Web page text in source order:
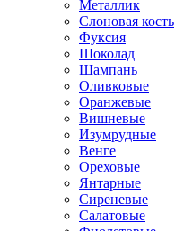
Металлик
Слоновая кость
Фуксия
Шоколад
Шампань
Оливковые
Оранжевые
Вишневые
Изумрудные
Венге
Ореховые
Янтарные
Сиреневые
Салатовые